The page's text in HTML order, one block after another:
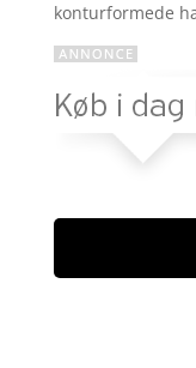
konturformede